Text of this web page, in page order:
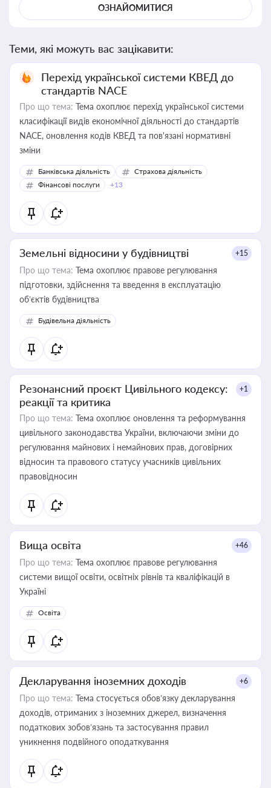
ОЗНАЙОМИТИСЯ
Теми, які можуть вас зацікавити:
Перехід української системи КВЕД до
стандартів NACE
Про що тема: Тема охоплює перехід української системи
класифікації видів економічної діяльності до стандартів
NACE, оновлення кодів КВЕД та пов'язані нормативні
зміни
Банківська діяльність
Страхова діяльність
Фінансові послуги
+13
Земельні відносини у будівництві +15
Про що тема: Тема охоплює правове регулювання
підготовки, здійснення та введення в експлуатацію
об’єктів будівництва
Будівельна діяльність
Резонансний проєкт Цивільного кодексу:
реакції та критика
+1
Про що тема: Тема охоплює оновлення та реформування
цивільного законодавства України, включаючи зміни до
регулювання майнових і немайнових прав, договірних
відносин та правового статусу учасників цивільних
правовідносин
Вища освіта +46
Про що тема: Тема охоплює правове регулювання
системи вищої освіти, освітніх рівнів та кваліфікацій в
Україні
Освіта
Декларування іноземних доходів +6
Про що тема: Тема стосується обов’язку декларування
доходів, отриманих з іноземних джерел, визначення
податкових зобов’язань та застосування правил
уникнення подвійного оподаткування